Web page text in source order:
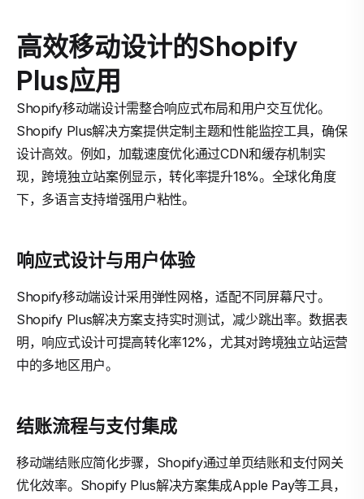
高效移动设计的Shopify
Plus应用
Shopify移动端设计需整合响应式布局和用户交互优化。
Shopify Plus解决方案提供定制主题和性能监控工具，确保
设计高效。例如，加载速度优化通过CDN和缓存机制实
现，跨境独立站案例显示，转化率提升18%。全球化角度
下，多语言支持增强用户粘性。
响应式设计与用户体验
Shopify移动端设计采用弹性网格，适配不同屏幕尺寸。
Shopify Plus解决方案支持实时测试，减少跳出率。数据表
明，响应式设计可提高转化率12%，尤其对跨境独立站运营
中的多地区用户。
结账流程与支付集成
移动端结账应简化步骤，Shopify通过单页结账和支付网关
优化效率。Shopify Plus解决方案集成Apple Pay等工具，